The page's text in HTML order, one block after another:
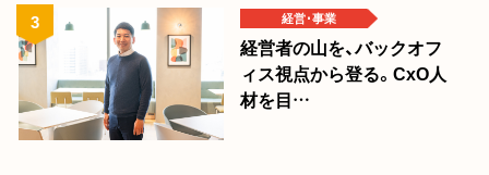
経営･事業
経営者の山を、バックオフ
ィス視点から登る。CxO人
材を目…